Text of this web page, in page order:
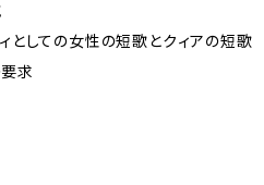
としての女性の短歌とクィアの短歌
求